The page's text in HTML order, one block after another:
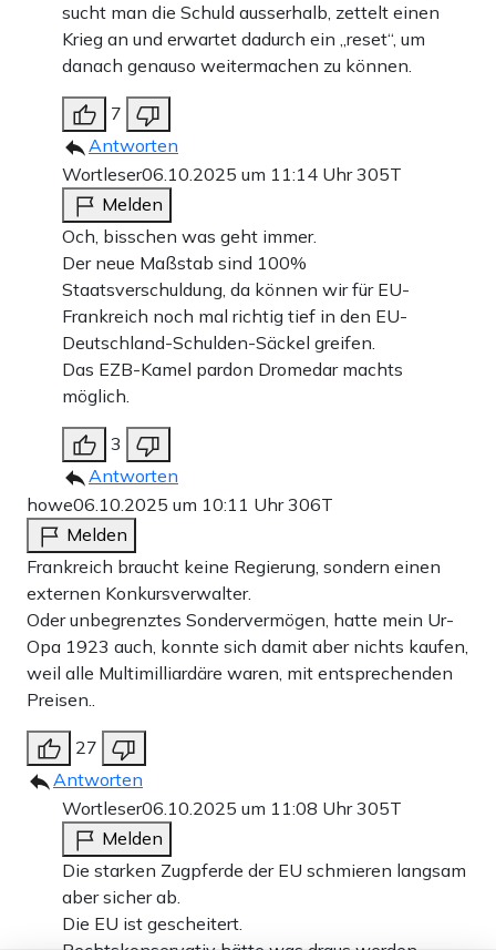
sucht man die Schuld ausserhalb, zettelt einen
Krieg an und erwartet dadurch ein „reset“, um
danach genauso weitermachen zu können.
7
Antworten
Wortleser06.10.2025 um 11:14 Uhr305T
Melden
Och, bisschen was geht immer.
Der neue Maßstab sind 100%
Staatsverschuldung, da können wir für EU-
Frankreich noch mal richtig tief in den EU-
Deutschland-Schulden-Säckel greifen.
Das EZB-Kamel pardon Dromedar machts
möglich.
3
Antworten
howe06.10.2025 um 10:11 Uhr306T
Melden
Frankreich braucht keine Regierung, sondern einen
externen Konkursverwalter.
Oder unbegrenztes Sondervermögen, hatte mein Ur-
Opa 1923 auch, konnte sich damit aber nichts kaufen,
weil alle Multimilliardäre waren, mit entsprechenden
Preisen..
27
Antworten
Wortleser06.10.2025 um 11:08 Uhr305T
Melden
Die starken Zugpferde der EU schmieren langsam
aber sicher ab.
Die EU ist gescheitert.